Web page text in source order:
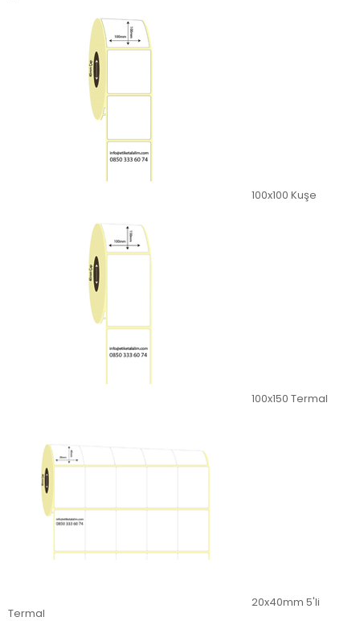
100x100 Kuşe
100x150 Termal
20x40mm 5'li
Termal